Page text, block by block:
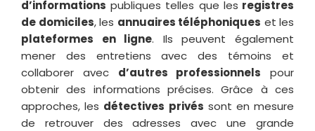
d’informations publiques telles que les registres
de domiciles, les annuaires téléphoniques et les
plateformes en ligne. Ils peuvent également
mener des entretiens avec des témoins et
collaborer avec d’autres professionnels pour
obtenir des informations précises. Grâce à ces
approches, les détectives privés sont en mesure
de retrouver des adresses avec une grande